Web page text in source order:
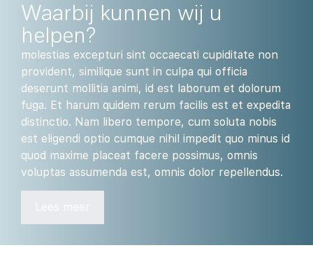
Waarbij kunnen wij u
helpen?
molestias excepturi sint occaecati cupiditate non
provident, similique sunt in culpa qui officia
deserunt mollitia animi, id est laborum et dolorum
fuga. Et harum quidem rerum facilis est et expedita
distinctio. Nam libero tempore, cum soluta nobis
est eligendi optio cumque nihil impedit quo minus id
quod maxime placeat facere possimus, omnis
voluptas assumenda est, omnis dolor repellendus.